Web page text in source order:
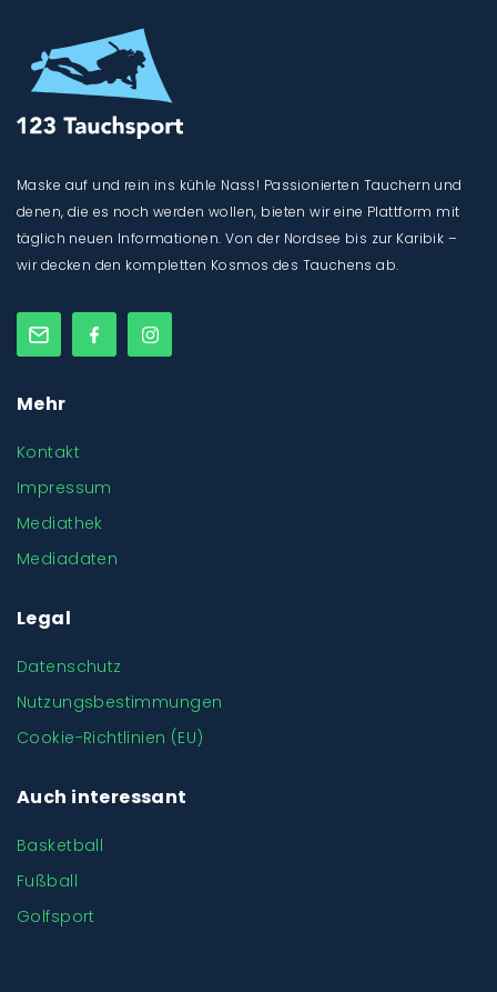
Maske auf und rein ins kühle Nass! Passionierten Tauchern und
denen, die es noch werden wollen, bieten wir eine Plattform mit
täglich neuen Informationen. Von der Nordsee bis zur Karibik –
wir decken den kompletten Kosmos des Tauchens ab.
Mehr
Kontakt
Impressum
Mediathek
Mediadaten
Legal
Datenschutz
Nutzungsbestimmungen
Cookie-Richtlinien (EU)
Auch interessant
Basketball
Fußball
Golfsport